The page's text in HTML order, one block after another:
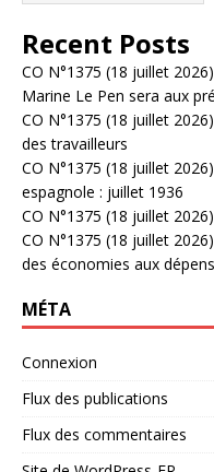
Recent Posts
CO N°1375 (18 juillet
Marine Le Pen sera aux
CO N°1375 (18 juillet
des travailleurs
CO N°1375 (18 juillet
espagnole : juillet 1936
CO N°1375 (18 juillet
CO N°1375 (18 juillet
des économies aux
MÉTA
Connexion
Flux des publications
Flux des commentaires